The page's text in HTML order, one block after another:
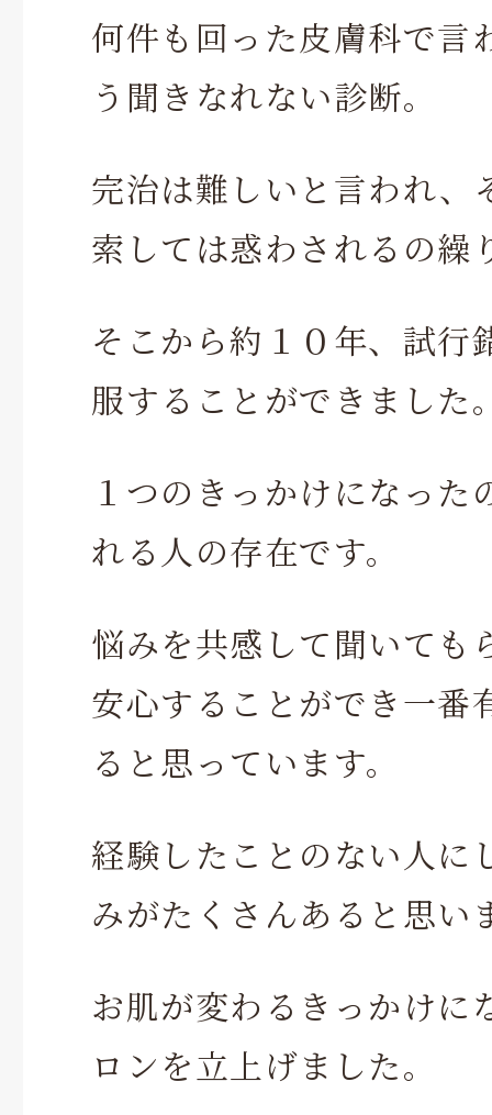
何件も回った皮膚科で言
う聞きなれない診断。
完治は難しいと言われ、
索しては惑わされるの繰
そこから約１０年、試行
服することができました
１つのきっかけになった
れる人の存在です。
悩みを共感して聞いても
安心することができ一番
ると思っています。
経験したことのない人に
みがたくさんあると思い
お肌が変わるきっかけに
ロンを立上げました。